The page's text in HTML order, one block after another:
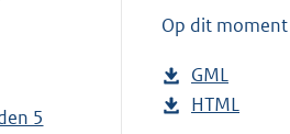
5
Op dit
D
o
GML
e
D
HTML